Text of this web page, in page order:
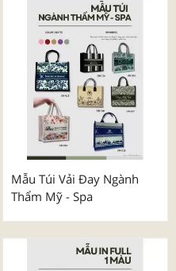
Mẫu Túi Vải Đay Ngành
Thẩm Mỹ - Spa